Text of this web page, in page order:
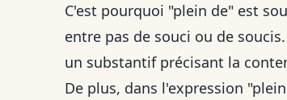
C'est pourquoi "plein de" est
entre pas de souci ou de soucis
un substantif précisant la
De plus, dans l'expression